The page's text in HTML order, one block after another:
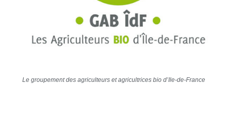
Le groupement des agriculteurs et agricultrices bio d’Ile-de-France